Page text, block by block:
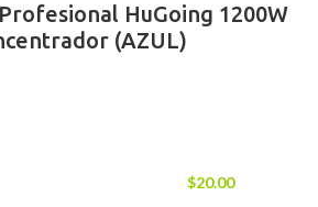
HuGoing 1200W
(AZUL)
$20.00